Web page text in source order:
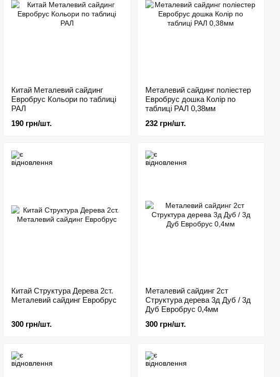
Китай Металевий сайдинг
Евробрус Кольори по таблиці
РАЛ
190 грн/шт.
Металевий сайдинг поліестер
Евробрус дошка Колір по
таблиці РАЛ 0,38мм
232 грн/шт.
Китай Структура Дерева 2ст.
Металевий сайдинг Евробрус
300 грн/шт.
Металевий сайдинг 2ст
Структура дерева 3д Дуб / 3д
Дуб Евробрус 0,4мм
300 грн/шт.